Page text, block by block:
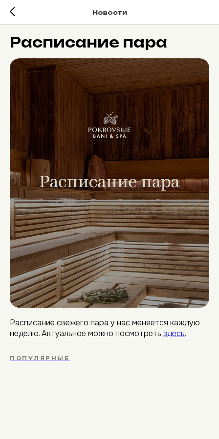
Новости
Расписание пара
Расписание свежего пара у нас меняется каждую
неделю. Актуальное можно посмотреть здесь.
ПОПУЛЯРНЫЕ